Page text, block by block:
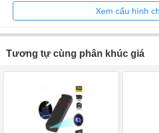
Xem cấu hình
Tương tự cùng phân khúc giá